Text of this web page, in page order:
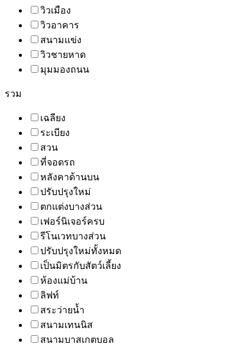
วิวเมือง
วิวอาคาร
สนามแข่ง
วิวชายหาด
มุมมองถนน
รวม
เฉลียง
ระเบียง
สวน
ที่จอดรถ
หลังคาด้านบน
ปรับปรุงใหม่
ตกแต่งบางส่วน
เฟอร์นิเจอร์ครบ
รีโนเวทบางส่วน
ปรับปรุงใหม่ทั้งหมด
เป็นมิตรกับสัตว์เลี้ยง
ห้องแม่บ้าน
ลิฟท์
สระว่ายน้ำ
สนามเทนนิส
สนามบาสเกตบอล